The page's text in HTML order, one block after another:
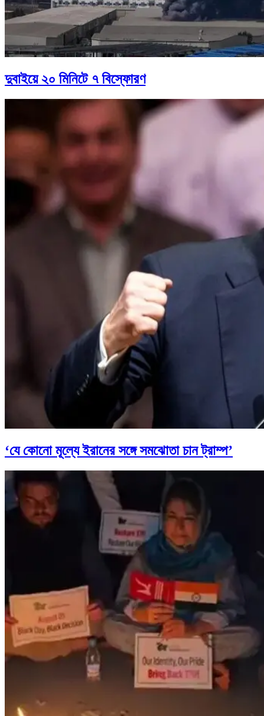
দুবাইয়ে ২০ মিনিটে ৭ বিস্ফোরণ
‘যে কোনো মূল্যে ইরানের সঙ্গে সমঝোতা চান ট্রাম্প’